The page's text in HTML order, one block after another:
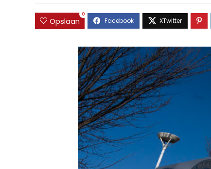
Opslaan
0